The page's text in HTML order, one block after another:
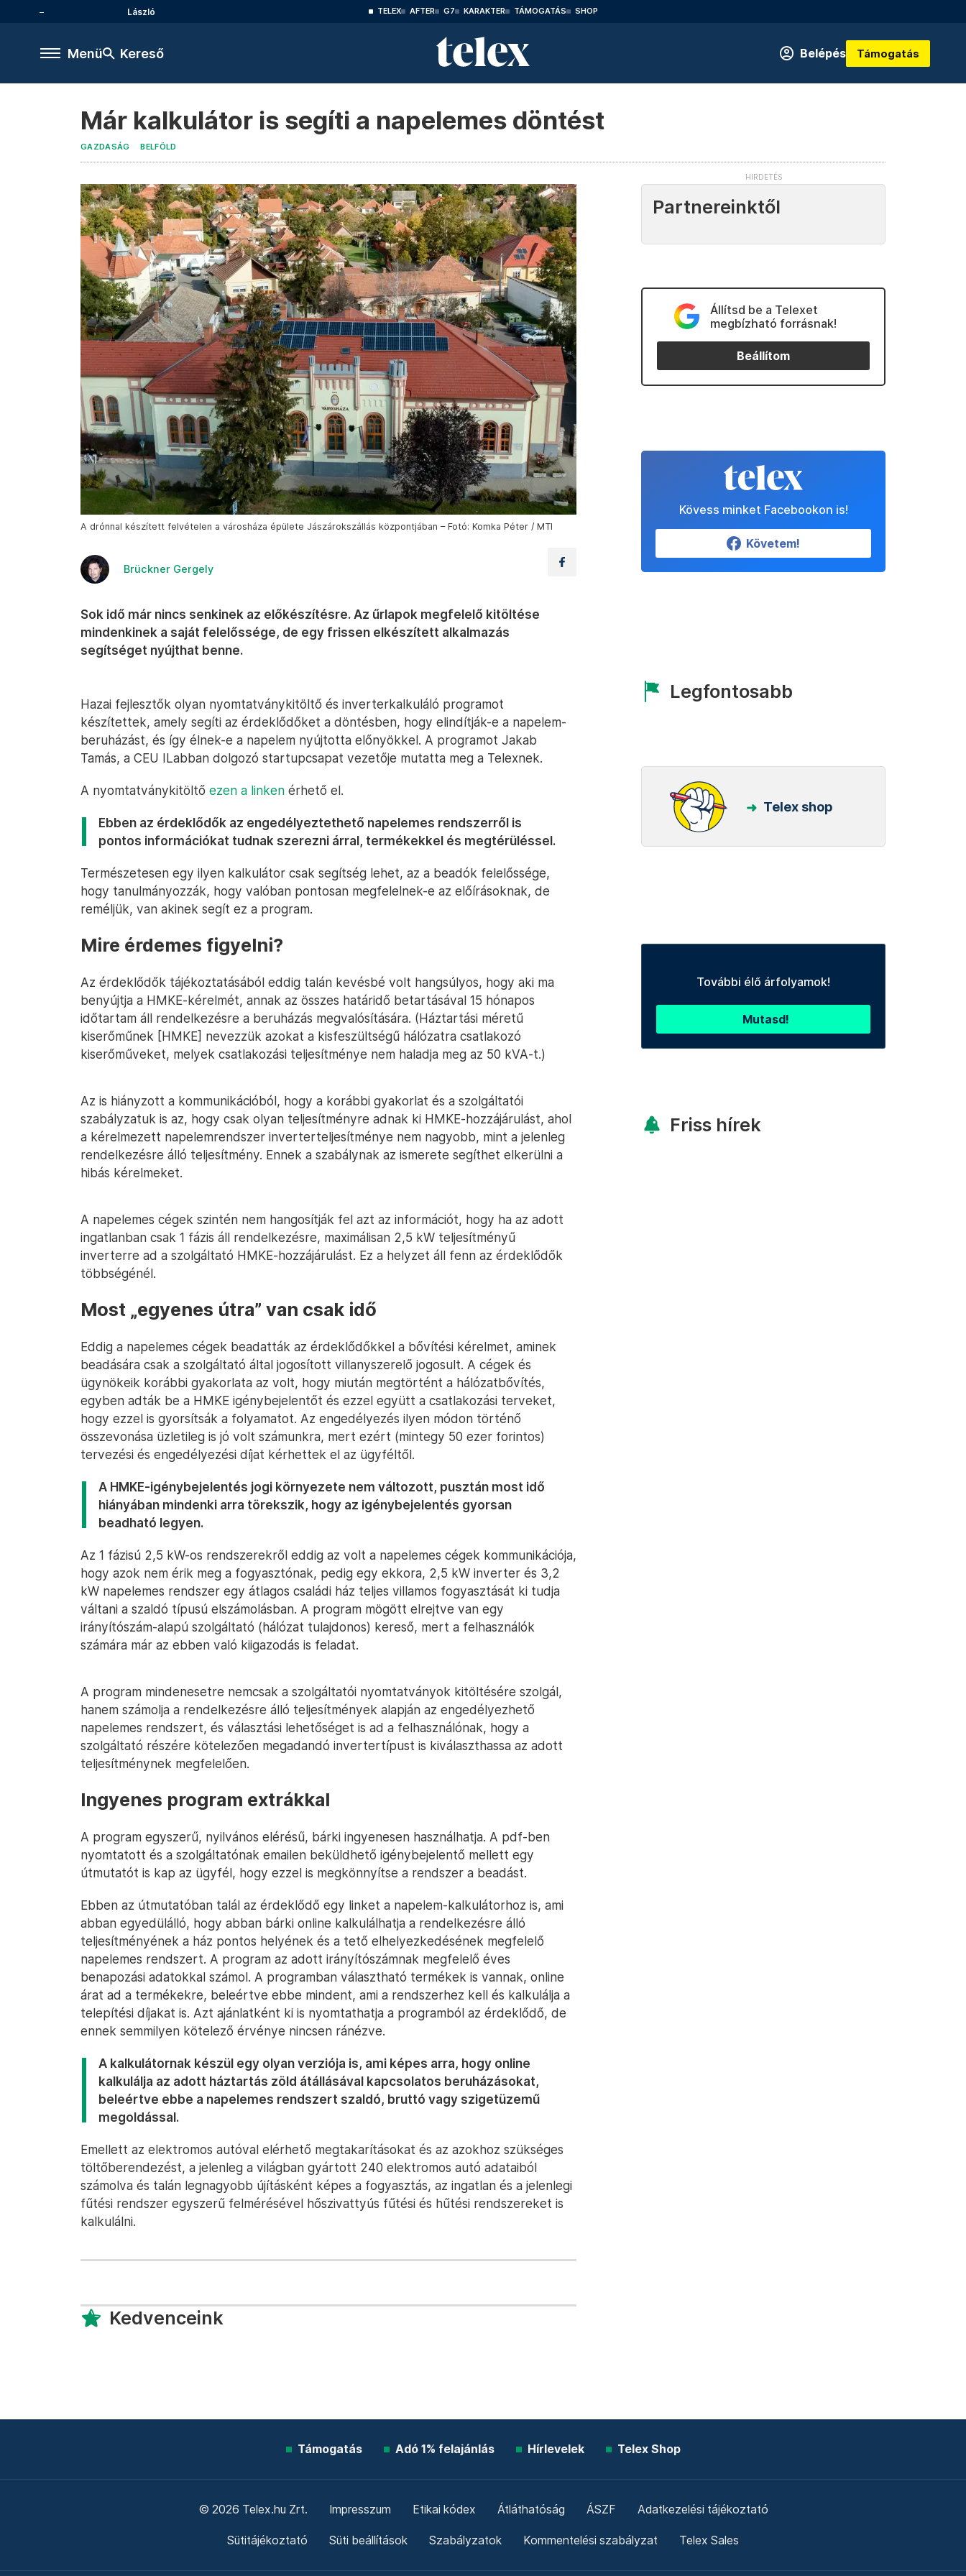
László TELEX AFTER G7 KARAKTER TÁMOGATÁS SHOP
Menü Kereső Belépés Támogatás
Már kalkulátor is segíti a napelemes döntést
GAZDASÁG BELFÖLD
A drónnal készített felvételen a városháza épülete Jászárokszállás központjában – Fotó: Komka Péter / MTI
Brückner Gergely
Sok idő már nincs senkinek az előkészítésre. Az űrlapok megfelelő kitöltése
mindenkinek a saját felelőssége, de egy frissen elkészített alkalmazás
segítséget nyújthat benne.
Hazai fejlesztők olyan nyomtatványkitöltő és inverterkalkuláló programot
készítettek, amely segíti az érdeklődőket a döntésben, hogy elindítják-e a napelem-
beruházást, és így élnek-e a napelem nyújtotta előnyökkel. A programot Jakab
Tamás, a CEU ILabban dolgozó startupcsapat vezetője mutatta meg a Telexnek.
A nyomtatványkitöltő ezen a linken érhető el.
Ebben az érdeklődők az engedélyeztethető napelemes rendszerről is
pontos információkat tudnak szerezni árral, termékekkel és megtérüléssel.
Természetesen egy ilyen kalkulátor csak segítség lehet, az a beadók felelőssége,
hogy tanulmányozzák, hogy valóban pontosan megfelelnek-e az előírásoknak, de
reméljük, van akinek segít ez a program.
Mire érdemes figyelni?
Az érdeklődők tájékoztatásából eddig talán kevésbé volt hangsúlyos, hogy aki ma
benyújtja a HMKE-kérelmét, annak az összes határidő betartásával 15 hónapos
időtartam áll rendelkezésre a beruházás megvalósítására. (Háztartási méretű
kiserőműnek [HMKE] nevezzük azokat a kisfeszültségű hálózatra csatlakozó
kiserőműveket, melyek csatlakozási teljesítménye nem haladja meg az 50 kVA-t.)
Az is hiányzott a kommunikációból, hogy a korábbi gyakorlat és a szolgáltatói
szabályzatuk is az, hogy csak olyan teljesítményre adnak ki HMKE-hozzájárulást, ahol
a kérelmezett napelemrendszer inverterteljesítménye nem nagyobb, mint a jelenleg
rendelkezésre álló teljesítmény. Ennek a szabálynak az ismerete segíthet elkerülni a
hibás kérelmeket.
A napelemes cégek szintén nem hangosítják fel azt az információt, hogy ha az adott
ingatlanban csak 1 fázis áll rendelkezésre, maximálisan 2,5 kW teljesítményű
inverterre ad a szolgáltató HMKE-hozzájárulást. Ez a helyzet áll fenn az érdeklődők
többségénél.
Most „egyenes útra” van csak idő
Eddig a napelemes cégek beadatták az érdeklődőkkel a bővítési kérelmet, aminek
beadására csak a szolgáltató által jogosított villanyszerelő jogosult. A cégek és
ügynökeik korábbi gyakorlata az volt, hogy miután megtörtént a hálózatbővítés,
egyben adták be a HMKE igénybejelentőt és ezzel együtt a csatlakozási terveket,
hogy ezzel is gyorsítsák a folyamatot. Az engedélyezés ilyen módon történő
összevonása üzletileg is jó volt számunkra, mert ezért (mintegy 50 ezer forintos)
tervezési és engedélyezési díjat kérhettek el az ügyféltől.
A HMKE-igénybejelentés jogi környezete nem változott, pusztán most idő
hiányában mindenki arra törekszik, hogy az igénybejelentés gyorsan
beadható legyen.
Az 1 fázisú 2,5 kW-os rendszerekről eddig az volt a napelemes cégek kommunikációja,
hogy azok nem érik meg a fogyasztónak, pedig egy ekkora, 2,5 kW inverter és 3,2
kW napelemes rendszer egy átlagos családi ház teljes villamos fogyasztását ki tudja
váltani a szaldó típusú elszámolásban. A program mögött elrejtve van egy
irányítószám-alapú szolgáltató (hálózat tulajdonos) kereső, mert a felhasználók
számára már az ebben való kiigazodás is feladat.
A program mindenesetre nemcsak a szolgáltatói nyomtatványok kitöltésére szolgál,
hanem számolja a rendelkezésre álló teljesítmények alapján az engedélyezhető
napelemes rendszert, és választási lehetőséget is ad a felhasználónak, hogy a
szolgáltató részére kötelezően megadandó invertertípust is kiválaszthassa az adott
teljesítménynek megfelelően.
Ingyenes program extrákkal
A program egyszerű, nyilvános elérésű, bárki ingyenesen használhatja. A pdf-ben
nyomtatott és a szolgáltatónak emailen beküldhető igénybejelentő mellett egy
útmutatót is kap az ügyfél, hogy ezzel is megkönnyítse a rendszer a beadást.
Ebben az útmutatóban talál az érdeklődő egy linket a napelem-kalkulátorhoz is, ami
abban egyedülálló, hogy abban bárki online kalkulálhatja a rendelkezésre álló
teljesítményének a ház pontos helyének és a tető elhelyezkedésének megfelelő
napelemes rendszert. A program az adott irányítószámnak megfelelő éves
benapozási adatokkal számol. A programban választható termékek is vannak, online
árat ad a termékekre, beleértve ebbe mindent, ami a rendszerhez kell és kalkulálja a
telepítési díjakat is. Azt ajánlatként ki is nyomtathatja a programból az érdeklődő, de
ennek semmilyen kötelező érvénye nincsen ránézve.
A kalkulátornak készül egy olyan verziója is, ami képes arra, hogy online
kalkulálja az adott háztartás zöld átállásával kapcsolatos beruházásokat,
beleértve ebbe a napelemes rendszert szaldó, bruttó vagy szigetüzemű
megoldással.
Emellett az elektromos autóval elérhető megtakarításokat és az azokhoz szükséges
töltőberendezést, a jelenleg a világban gyártott 240 elektromos autó adataiból
számolva és talán legnagyobb újításként képes a fogyasztás, az ingatlan és a jelenlegi
fűtési rendszer egyszerű felmérésével hőszivattyús fűtési és hűtési rendszereket is
kalkulálni.
Kedvenceink
Partnereinktől
Állítsd be a Telexet
megbízható forrásnak!
Beállítom
Kövess minket Facebookon is!
Követem!
Legfontosabb
Telex shop
További élő árfolyamok!
Mutasd!
Friss hírek
Támogatás Adó 1% felajánlás Hírlevelek Telex Shop
© 2026 Telex.hu Zrt. Impresszum Etikai kódex Átláthatóság ÁSZF Adatkezelési tájékoztató
Sütitájékoztató Süti beállítások Szabályzatok Kommentelési szabályzat Telex Sales